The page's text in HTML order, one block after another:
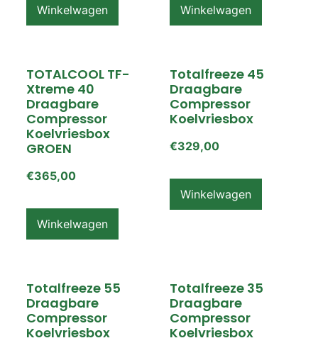
Winkelwagen Winkelwagen
TOTALCOOL TF-
Xtreme 40
Draagbare
Compressor
Koelvriesbox
GROEN
€365,00
Winkelwagen
Totalfreeze 45
Draagbare
Compressor
Koelvriesbox
€329,00
Winkelwagen
Totalfreeze 55
Draagbare
Compressor
Koelvriesbox
Totalfreeze 35
Draagbare
Compressor
Koelvriesbox